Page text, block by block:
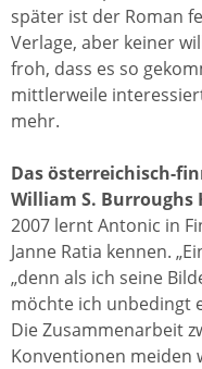
später ist der Roman
Verlage, aber keiner
froh, dass es so
mittlerweile
mehr.
Das österreichisch-
William S. Burroughs
2007 lernt Antonic in
Janne Ratia kennen.
„denn als ich seine
möchte ich unbedingt
Die Zusammenarbeit
Konventionen meiden